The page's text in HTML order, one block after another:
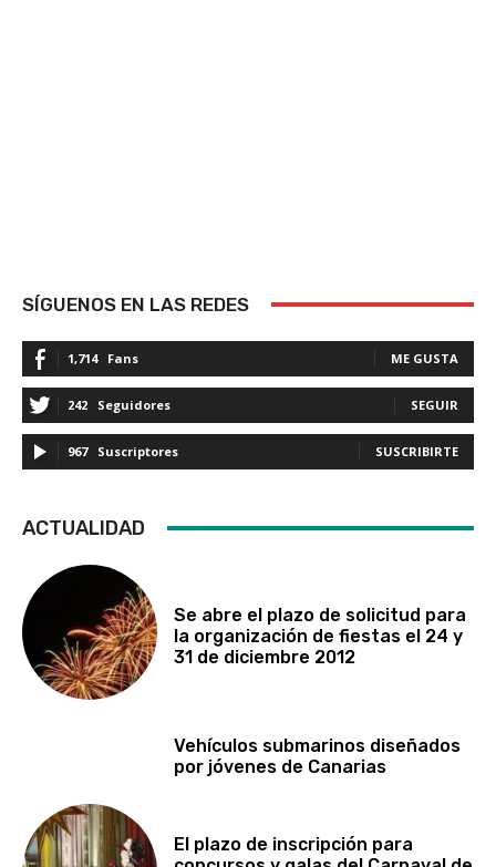
SÍGUENOS EN LAS REDES
1,714 Fans ME GUSTA
242 Seguidores SEGUIR
967 Suscriptores SUSCRIBIRTE
ACTUALIDAD
Se abre el plazo de solicitud para
la organización de fiestas el 24 y
31 de diciembre 2012
Vehículos submarinos diseñados
por jóvenes de Canarias
El plazo de inscripción para